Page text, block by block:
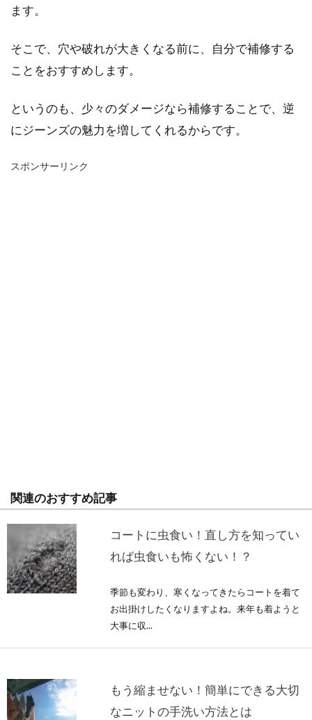
ます。
そこで、穴や破れが大きくなる前に、自分で補修する
ことをおすすめします。
というのも、少々のダメージなら補修することで、逆
にジーンズの魅力を増してくれるからです。
スポンサーリンク
関連のおすすめ記事
コートに虫食い！直し方を知ってい
れば虫食いも怖くない！？
季節も変わり、寒くなってきたらコートを着て
お出掛けしたくなりますよね。来年も着ようと
大事に収...
もう縮ませない！簡単にできる大切
なニットの手洗い方法とは